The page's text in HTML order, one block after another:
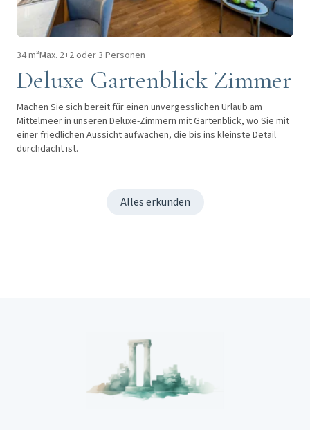
34 m²Max. 2+2 oder 3 Personen
Deluxe Gartenblick Zimmer
Machen Sie sich bereit für einen unvergesslichen Urlaub am
Mittelmeer in unseren Deluxe-Zimmern mit Gartenblick, wo Sie mit
einer friedlichen Aussicht aufwachen, die bis ins kleinste Detail
durchdacht ist.
Alles erkunden